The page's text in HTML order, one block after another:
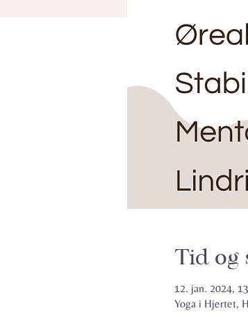
Tid og
12. jan. 2024,
Yoga i Hjertet,